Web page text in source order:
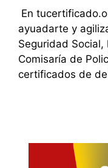
En
ayuadarte y
Seguridad Social,
Comisaría de
certificados de